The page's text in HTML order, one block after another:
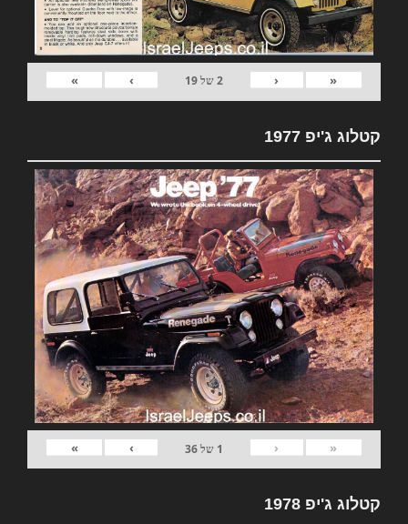
«
‹
2של19
›
»
קטלוג ג'יפ 1977
«
‹
1 של36
›
»
קטלוג ג'יפ 1978